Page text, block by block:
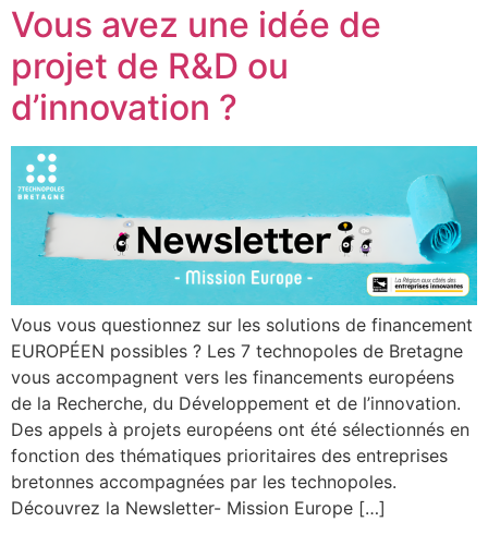
Vous avez une idée de
projet de R&D ou
d’innovation ?
Vous vous questionnez sur les solutions de financement
EUROPÉEN possibles ? Les 7 technopoles de Bretagne
vous accompagnent vers les financements européens
de la Recherche, du Développement et de l’innovation.
Des appels à projets européens ont été sélectionnés en
fonction des thématiques prioritaires des entreprises
bretonnes accompagnées par les technopoles.
Découvrez la Newsletter- Mission Europe […]